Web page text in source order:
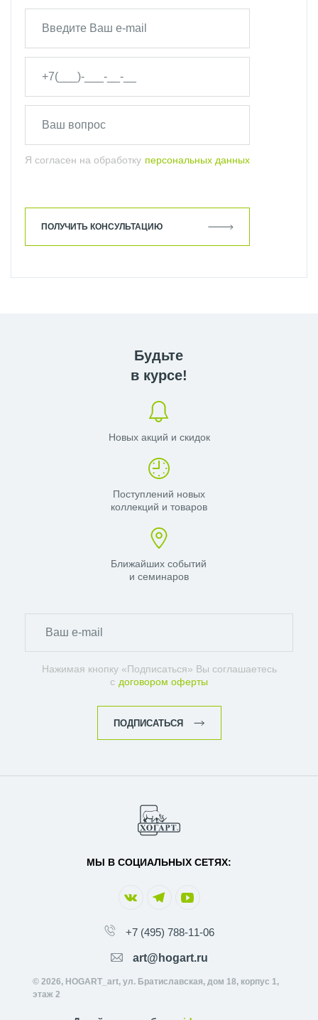
Я согласен на обработку персональных данных
ПОЛУЧИТЬ КОНСУЛЬТАЦИЮ
Будьте
в курсе!
Новых акций и скидок
Поступлений новых
коллекций и товаров
Ближайших событий
и семинаров
Нажимая кнопку «Подписаться» Вы соглашаетесь
с договором оферты
ПОДПИСАТЬСЯ
МЫ В СОЦИАЛЬНЫХ СЕТЯХ:
+7 (495) 788-11-06
art@hogart.ru
© 2026, HOGART_art, ул. Братиславская, дом 18, корпус 1,
этаж 2